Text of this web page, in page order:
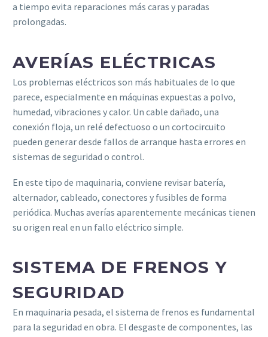
a tiempo evita reparaciones más caras y paradas
prolongadas.
AVERÍAS ELÉCTRICAS
Los problemas eléctricos son más habituales de lo que
parece, especialmente en máquinas expuestas a polvo,
humedad, vibraciones y calor. Un cable dañado, una
conexión floja, un relé defectuoso o un cortocircuito
pueden generar desde fallos de arranque hasta errores en
sistemas de seguridad o control.
En este tipo de maquinaria, conviene revisar batería,
alternador, cableado, conectores y fusibles de forma
periódica. Muchas averías aparentemente mecánicas tienen
su origen real en un fallo eléctrico simple.
SISTEMA DE FRENOS Y
SEGURIDAD
En maquinaria pesada, el sistema de frenos es fundamental
para la seguridad en obra. El desgaste de componentes, las